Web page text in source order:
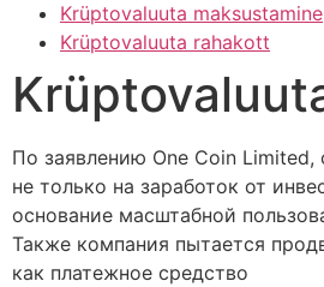
Krüptovaluuta maksustamine
Krüptovaluuta rahakott
По заявлению One Coin Limited,
не только на заработок от
основание масштабной
Также компания пытается
как платежное средство